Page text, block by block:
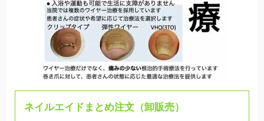
ネイルエイドまとめ注文（卸販売）